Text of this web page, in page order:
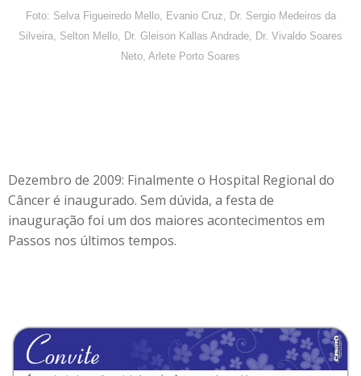
Foto: Selva Figueiredo Mello, Evanio Cruz, Dr. Sergio Medeiros da
Silveira, Selton Mello, Dr. Gleison Kallas Andrade, Dr. Vivaldo Soares
Neto, Arlete Porto Soares
Dezembro de 2009: Finalmente o Hospital Regional do
Câncer é inaugurado. Sem dúvida, a festa de
inauguração foi um dos maiores acontecimentos em
Passos nos últimos tempos.